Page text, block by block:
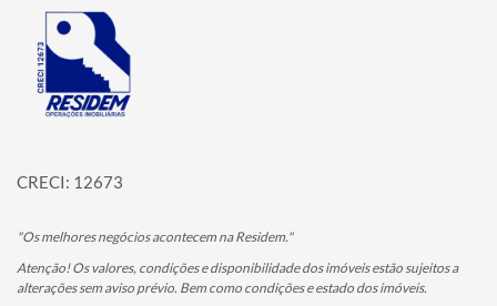
Página inicial
CRECI: 12673
"Os melhores negócios acontecem na Residem."
Atenção! Os valores, condições e disponibilidade dos imóveis estão sujeitos a
alterações sem aviso prévio. Bem como condições e estado dos imóveis.